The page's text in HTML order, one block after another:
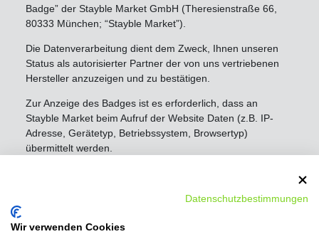
Badge” der Stayble Market GmbH (Theresienstraße 66,
80333 München; “Stayble Market”).
Die Datenverarbeitung dient dem Zweck, Ihnen unseren
Status als autorisierter Partner der von uns vertriebenen
Hersteller anzuzeigen und zu bestätigen.
Zur Anzeige des Badges ist es erforderlich, dass an
Stayble Market beim Aufruf der Website Daten (z.B. IP-
Adresse, Gerätetyp, Betriebssystem, Browsertyp)
übermittelt werden.
berechtigten Interesse an einer optimalen Vermarktung
der von uns vertriebenen Hersteller zu sein.
Datenschutzbestimmungen
Wir verwenden Cookies